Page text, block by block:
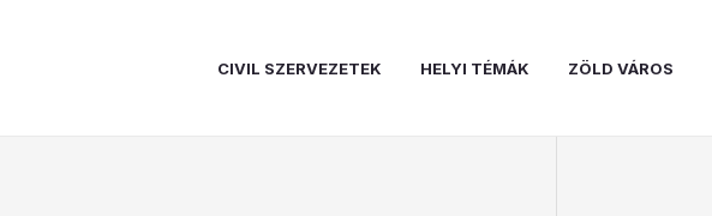
CIVIL SZERVEZETEK HELYI TÉMÁK ZÖLD VÁROS